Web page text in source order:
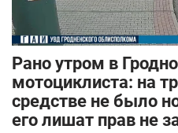
Рано утром в
мотоциклиста: на
средстве не было
его лишат прав не